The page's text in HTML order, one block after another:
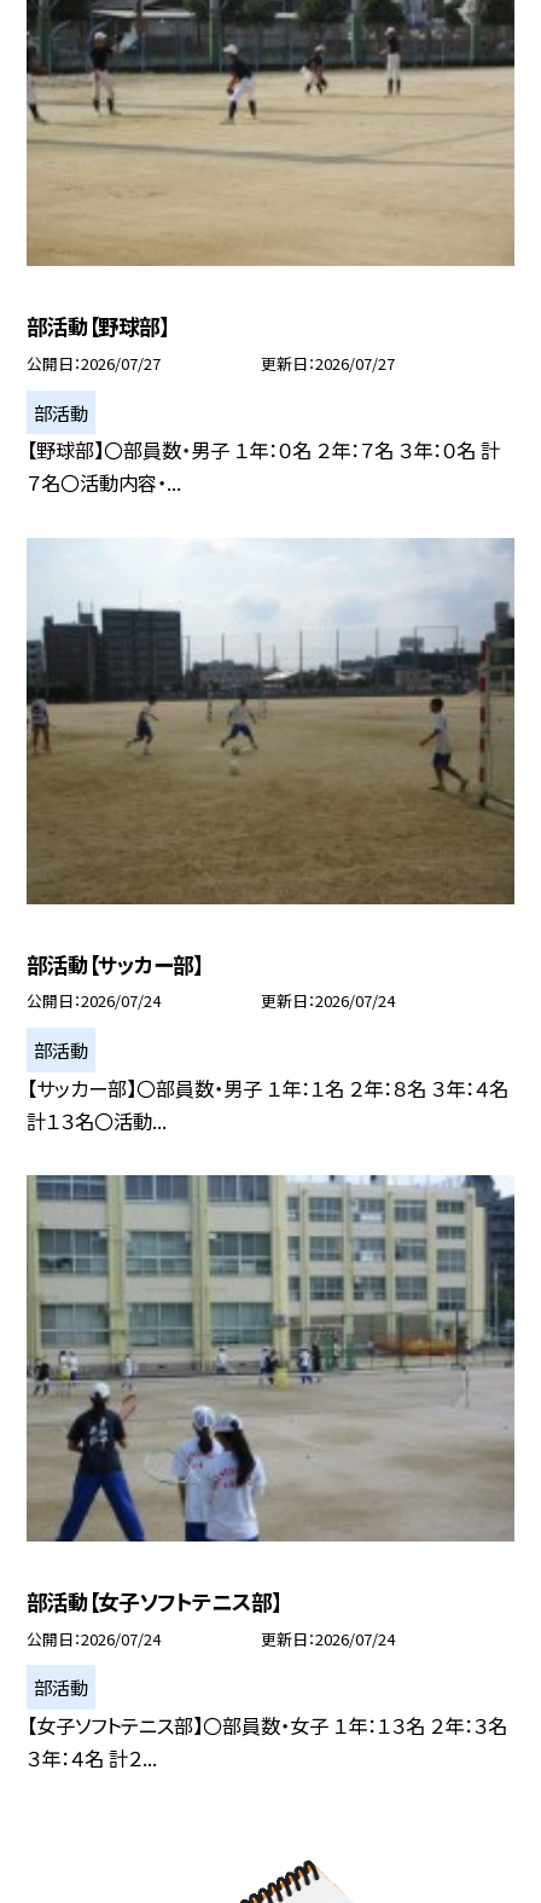
部活動【野球部】
公開日 2026/07/27 更新日 2026/07/27
部活動
【野球部】〇部員数・男子 １年：０名 ２年：７名 ３年：０名 計
７名〇活動内容・...
部活動【サッカー部】
公開日 2026/07/24 更新日 2026/07/24
部活動
【サッカー部】〇部員数・男子 １年：１名 ２年：８名 ３年：４名
計１３名〇活動...
部活動【女子ソフトテニス部】
公開日 2026/07/24 更新日 2026/07/24
部活動
【女子ソフトテニス部】〇部員数・女子 １年：１３名 ２年：３名
３年：４名 計２...